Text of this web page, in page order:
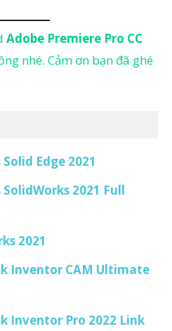
Adobe Premiere Pro CC
nhé. Cảm ơn bạn đã ghé
Edge 2021
2021 Full
2021
Inventor CAM Ultimate
Inventor Pro 2022 Link